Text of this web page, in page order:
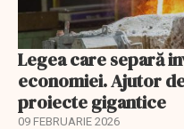
Legea care separă
economiei. Ajutor
proiecte gigantice
09 FEBRUARIE 2026